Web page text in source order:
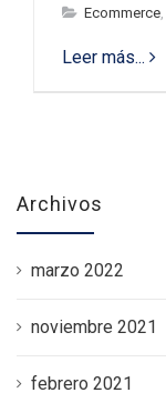
Ecommerce,
Leer más...
Archivos
marzo 2022
noviembre 2021
febrero 2021